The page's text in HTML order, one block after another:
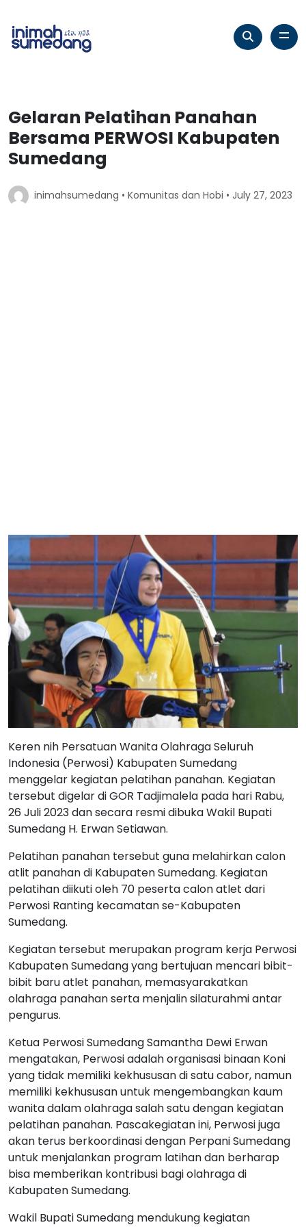
Gelaran Pelatihan Panahan
Bersama PERWOSI Kabupaten
Sumedang
inimahsumedang • Komunitas dan Hobi • July 27, 2023
Keren nih Persatuan Wanita Olahraga Seluruh
Indonesia (Perwosi) Kabupaten Sumedang
menggelar kegiatan pelatihan panahan. Kegiatan
tersebut digelar di GOR Tadjimalela pada hari Rabu,
26 Juli 2023 dan secara resmi dibuka Wakil Bupati
Sumedang H. Erwan Setiawan.
Pelatihan panahan tersebut guna melahirkan calon
atlit panahan di Kabupaten Sumedang. Kegiatan
pelatihan diikuti oleh 70 peserta calon atlet dari
Perwosi Ranting kecamatan se-Kabupaten
Sumedang.
Kegiatan tersebut merupakan program kerja Perwosi
Kabupaten Sumedang yang bertujuan mencari bibit-
bibit baru atlet panahan, memasyarakatkan
olahraga panahan serta menjalin silaturahmi antar
pengurus.
Ketua Perwosi Sumedang Samantha Dewi Erwan
mengatakan, Perwosi adalah organisasi binaan Koni
yang tidak memiliki kekhususan di satu cabor, namun
memiliki kekhususan untuk mengembangkan kaum
wanita dalam olahraga salah satu dengan kegiatan
pelatihan panahan. Pascakegiatan ini, Perwosi juga
akan terus berkoordinasi dengan Perpani Sumedang
untuk menjalankan program latihan dan berharap
bisa memberikan kontribusi bagi olahraga di
Kabupaten Sumedang.
Wakil Bupati Sumedang mendukung kegiatan